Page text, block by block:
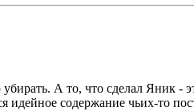
убирать. А то, что сделал
идейное содержание чьих-то